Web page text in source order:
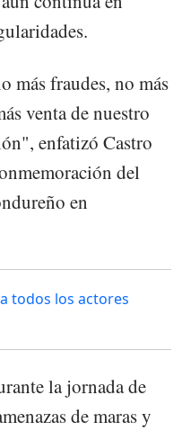
más fraudes, no más
venta de nuestro
enfatizó Castro
del
en
todos los actores
la jornada de
de maras y